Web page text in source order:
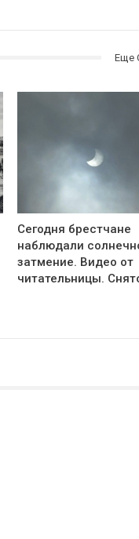
Еще
Сегодня брестчане
наблюдали
затмение. Видео от
читательницы.